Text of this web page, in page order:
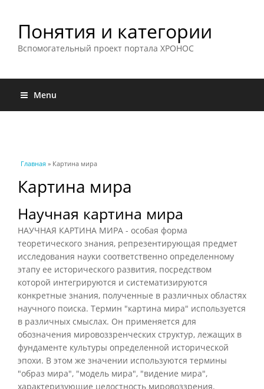
Понятия и категории
Вспомогательный проект портала ХРОНОС
Menu
Вы здесь
Главная » Картина мира
Картина мира
Научная картина мира
НАУЧНАЯ КАРТИНА МИРА - особая форма
теоретического знания, репрезентирующая предмет
исследования науки соответственно определенному
этапу ее исторического развития, посредством
которой интегрируются и систематизируются
конкретные знания, полученные в различных областях
научного поиска. Термин "картина мира" используется
в различных смыслах. Он применяется для
обозначения мировоззренческих структур, лежащих в
фундаменте культуры определенной исторической
эпохи. В этом же значении используются термины
"образ мира", "модель мира", "видение мира",
характеризующие целостность мировоззрения.